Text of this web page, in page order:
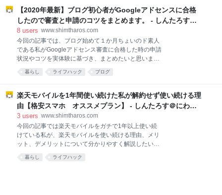
る方や投資に興味はあるけど不安な方、裁量取引に疲
れた方はぜひ参考にしてみてください！ ウエルスナビ
利回り検証第６週目だで。 ウェルスナビとは ウェルス
ビの投資銘柄について 注目ポイント ウェルスナビとは
ウェルスナビは利用者のリスク許容度に応じて最適な
ポートフォリオを提案し、自動分散投資を行ってくれ
る資産運用サービスです。 WealthNavi(ウェルスナビ)
【2020年最新】ブログ初心者がGoogleアドセンスに合格
したので審査と申請のコツをまとめます。 - しんたろす＠
にわかモノブログ
8 users www.shimtharos.com
今回の記事では、ブログ始めて１か月ちょいのド素人
である私がGoogleアドセンス審査に合格した時の申請
状況やコツを実体験に基づき、まとめたいと思いま
す。 本記事の狙い ✔Googleアドセンスに申請を考え
てる ✔すでに申請してるけど審査が通らない ✔申請の
えてほしい という方はぜひこの記事を読んでみて下さ
い。 「一発で合格！」という甘～い記事ではありませ
んが、実際に合格するまでのある意味でリアル、等身
にしてみて下さいね( ;∀;) Googleアドセンス合格時の
ブログ状況 Googleアドセンス申請回数 はてなブログ
Proで申請 独自ドメインは｢お名前ドットコム｣ 投稿記
事数 記事文字数 どんな記事を書いたの？ 投稿頻度
暮らし ライフハック ブログ
楽天モバイルを1年間使い続けた私が解約せず使い続ける理
由【格安スマホ オススメプラン】 - しんたろす＠にわか
モノブログ
3 users www.shimtharos.com
今回の記事では楽天モバイルをガチで1年以上使い続
けている私が、楽天モバイルを使い続ける理由、メリ
ット、デメリットについて分かりやすく解説したいと
思います。 他社の携帯キャリアから格安SIMのキャリ
アに切り替えようかな、と考えている方はぜひご一読
暮らし ライフハック